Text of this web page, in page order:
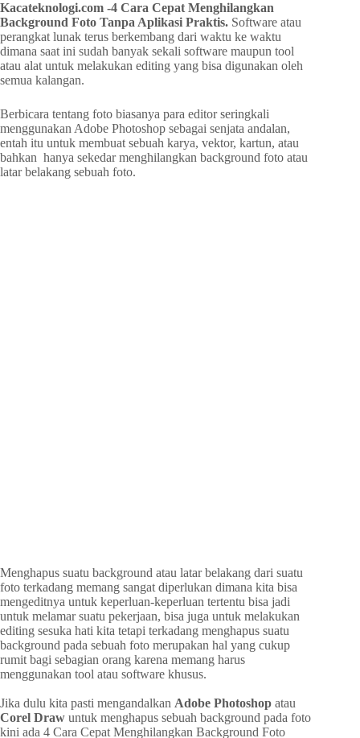
Kacateknologi.com -4 Cara Cepat Menghilangkan
Background Foto Tanpa Aplikasi Praktis. Software atau
perangkat lunak terus berkembang dari waktu ke waktu
dimana saat ini sudah banyak sekali software maupun tool
atau alat untuk melakukan editing yang bisa digunakan oleh
semua kalangan.
Berbicara tentang foto biasanya para editor seringkali
menggunakan Adobe Photoshop sebagai senjata andalan,
entah itu untuk membuat sebuah karya, vektor, kartun, atau
bahkan hanya sekedar menghilangkan background foto atau
latar belakang sebuah foto.
Menghapus suatu background atau latar belakang dari suatu
foto terkadang memang sangat diperlukan dimana kita bisa
mengeditnya untuk keperluan-keperluan tertentu bisa jadi
untuk melamar suatu pekerjaan, bisa juga untuk melakukan
editing sesuka hati kita tetapi terkadang menghapus suatu
background pada sebuah foto merupakan hal yang cukup
rumit bagi sebagian orang karena memang harus
menggunakan tool atau software khusus.
Jika dulu kita pasti mengandalkan Adobe Photoshop atau
Corel Draw untuk menghapus sebuah background pada foto
kini ada 4 Cara Cepat Menghilangkan Background Foto